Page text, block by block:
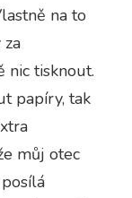
na to
nic tisknout.
papíry, tak
můj otec